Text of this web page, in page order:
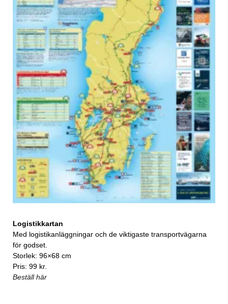
Logistikkartan
Med logistikanläggningar och de viktigaste transportvägarna
för godset.
Storlek: 96×68 cm
Pris: 99 kr.
Beställ här